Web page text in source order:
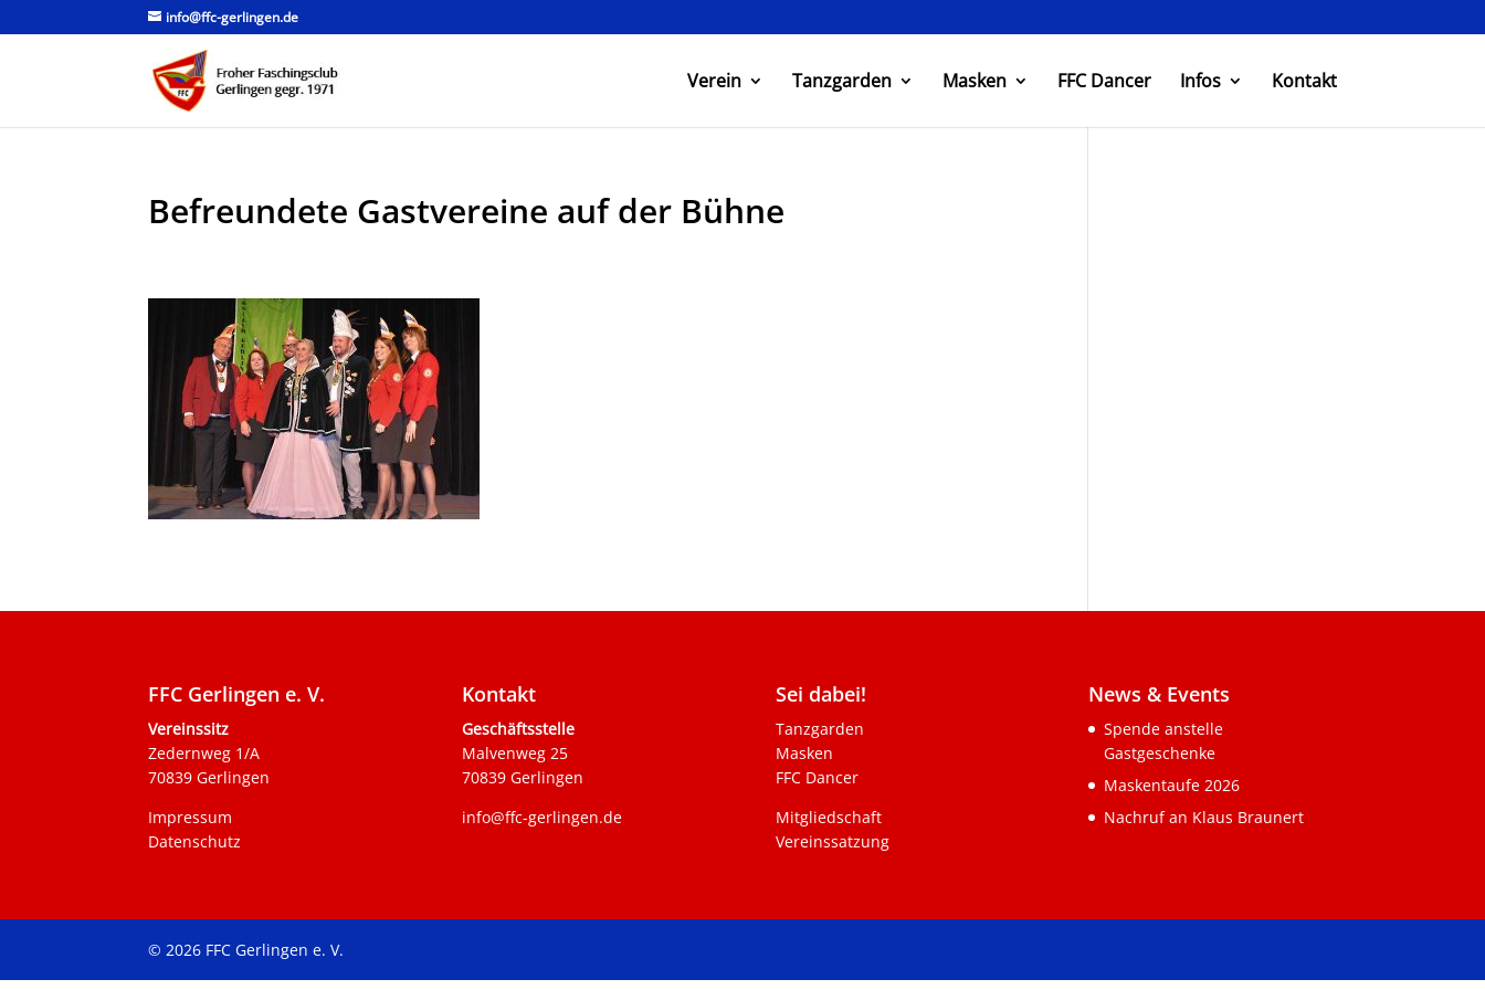
info@ffc-gerlingen.de
Verein Tanzgarden Masken FFC Dancer Infos Kontakt
Befreundete Gastvereine auf der Bühne
FFC Gerlingen e. V.
Vereinssitz
Zedernweg 1/A
70839 Gerlingen
Impressum
Datenschutz
Kontakt
Geschäftsstelle
Malvenweg 25
70839 Gerlingen
info@ffc-gerlingen.de
Sei dabei!
Tanzgarden
Masken
FFC Dancer
Mitgliedschaft
Vereinssatzung
News & Events
Spende anstelle
Gastgeschenke
Maskentaufe 2026
Nachruf an Klaus Braunert
© 2026 FFC Gerlingen e. V.